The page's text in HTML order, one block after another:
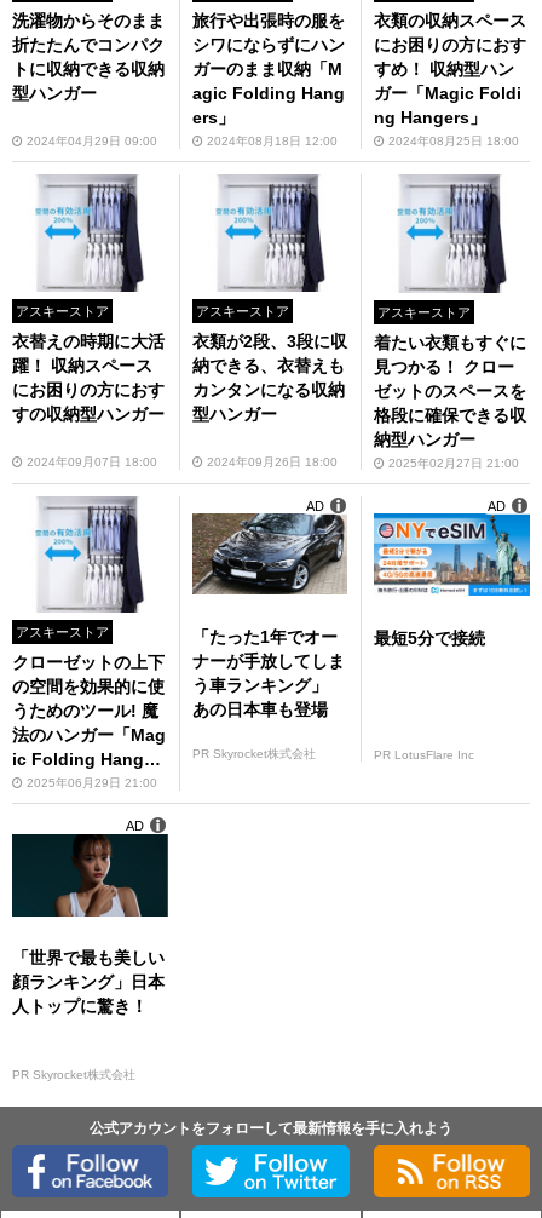
洗濯物からそのまま
折たたんでコンパク
トに収納できる収納
型ハンガー
2024年04月29日 09:00
旅行や出張時の服を
シワにならずにハン
ガーのまま収納「M
agic Folding Hang
ers」
2024年08月18日 12:00
衣類の収納スペース
にお困りの方におす
すめ！ 収納型ハン
ガー「Magic Foldi
ng Hangers」
2024年08月25日 18:00
アスキーストア
衣替えの時期に大活
躍！ 収納スペース
にお困りの方におす
すの収納型ハンガー
2024年09月07日 18:00
アスキーストア
衣類が2段、3段に収
納できる、衣替えも
カンタンになる収納
型ハンガー
2024年09月26日 18:00
アスキーストア
着たい衣類もすぐに
見つかる！ クロー
ゼットのスペースを
格段に確保できる収
納型ハンガー
2025年02月27日 21:00
アスキーストア
クローゼットの上下
の空間を効果的に使
うためのツール! 魔
法のハンガー「Mag
ic Folding Hanger
s」2025年06月29日 21:00
「たった1年でオー
ナーが手放してしま
う車ランキング」
あの日本車も登場
PR Skyrocket株式会社
AD
最短5分で接続
PR LotusFlare Inc
AD
「世界で最も美しい
顔ランキング」日本
人トップに驚き！
PR Skyrocket株式会社
AD
公式アカウントをフォローして最新情報を手に入れよう